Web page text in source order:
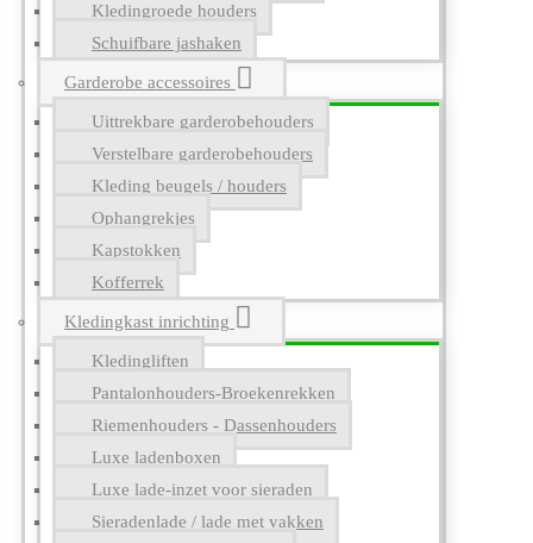
Kledingroede houders
Schuifbare jashaken
Garderobe accessoires
Uittrekbare garderobehouders
Verstelbare garderobehouders
Kleding beugels / houders
Ophangrekjes
Kapstokken
Kofferrek
Kledingkast inrichting
Kledingliften
Pantalonhouders-Broekenrekken
Riemenhouders - Dassenhouders
Luxe ladenboxen
Luxe lade-inzet voor sieraden
Sieradenlade / lade met vakken